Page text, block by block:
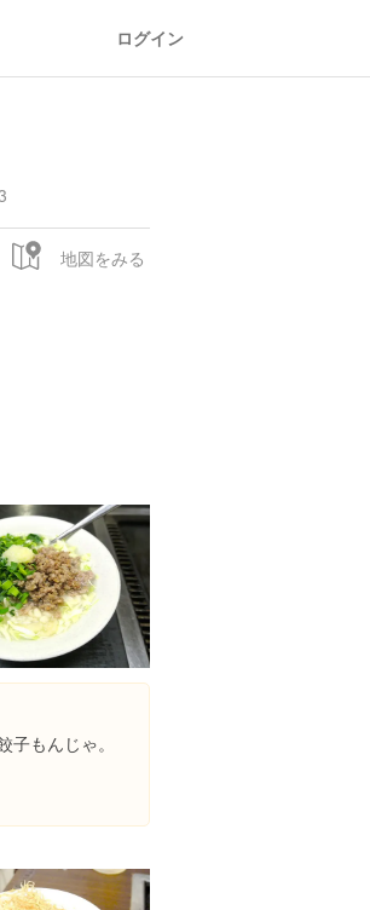
ログイン
地図をみる
もんじゃ。